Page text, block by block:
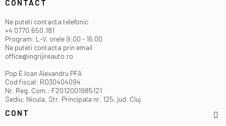
CONTACT
Ne puteti contacta telefonic
+4 0770.650.181
Program: L-V, orele 9:00 - 16.00
Ne puteti contacta prin email
office@ingrijireauto.ro
Pop E Ioan Alexandru PFA
Cod fiscal: RO30404094
Nr. Reg. Com.: F2012001985121
Sediu: Nicula, Str. Principala nr. 125, jud. Cluj
CONT